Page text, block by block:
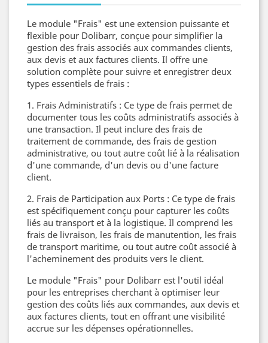
Le module "Frais" est une extension puissante et
flexible pour Dolibarr, conçue pour simplifier la
gestion des frais associés aux commandes clients,
aux devis et aux factures clients. Il offre une
solution complète pour suivre et enregistrer deux
types essentiels de frais :
1. Frais Administratifs : Ce type de frais permet de
documenter tous les coûts administratifs associés à
une transaction. Il peut inclure des frais de
traitement de commande, des frais de gestion
administrative, ou tout autre coût lié à la réalisation
d'une commande, d'un devis ou d'une facture
client.
2. Frais de Participation aux Ports : Ce type de frais
est spécifiquement conçu pour capturer les coûts
liés au transport et à la logistique. Il comprend les
frais de livraison, les frais de manutention, les frais
de transport maritime, ou tout autre coût associé à
l'acheminement des produits vers le client.
Le module "Frais" pour Dolibarr est l'outil idéal
pour les entreprises cherchant à optimiser leur
gestion des coûts liés aux commandes, aux devis et
aux factures clients, tout en offrant une visibilité
accrue sur les dépenses opérationnelles.